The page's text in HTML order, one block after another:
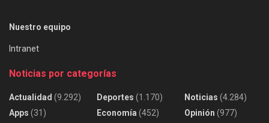
Nuestro equipo
Intranet
Noticias por categorías
Actualidad (9.292)
Apps (31)
Deportes (1.170)
Economía (452)
Noticias (4.284)
Opinión (977)